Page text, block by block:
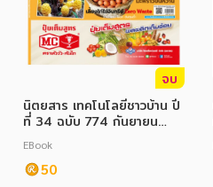
จบ
นิตยสาร เทคโนโลยีชาวบ้าน ปี
ที่ 34 ฉบับ 774 กันยายน
2565
EBook
50